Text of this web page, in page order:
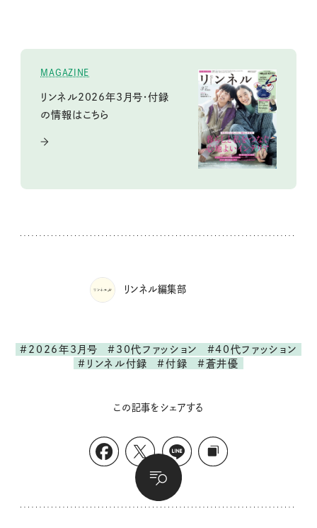
MAGAZINE
リンネル2026年3月号・付録
の情報はこちら
リンネル編集部
#2026年3月号 #30代ファッション
#40代ファッション
#リンネル付録
#付録 #蒼井優
この記事をシェアする